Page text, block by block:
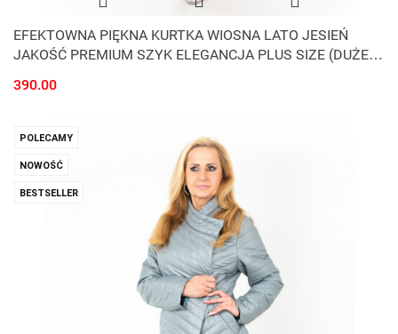
EFEKTOWNA PIĘKNA KURTKA WIOSNA LATO JESIEŃ
JAKOŚĆ PREMIUM SZYK ELEGANCJA PLUS SIZE (DUŻE
390.00
POLECAMY
NOWOŚĆ
BESTSELLER